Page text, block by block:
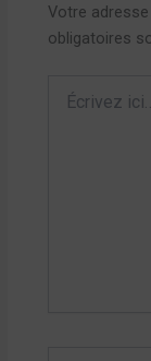
Votre
obligatoires
ici…